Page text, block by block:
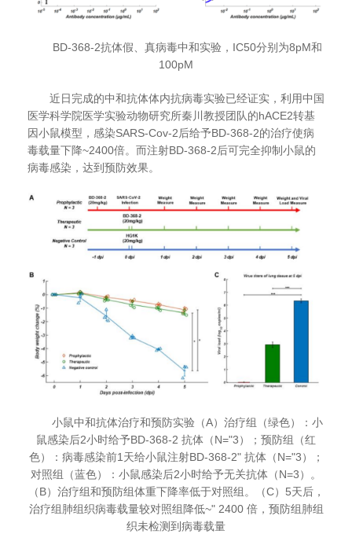
BD-368-2抗体假、真病毒中和实验，IC50分别为8pM和
100pM
近日完成的中和抗体体内抗病毒实验已经证实，利用中国
医学科学院医学实验动物研究所秦川教授团队的hACE2转基
因小鼠模型，感染SARS-Cov-2后给予BD-368-2的治疗使病
毒载量下降~2400倍。而注射BD-368-2后可完全抑制小鼠的
病毒感染，达到预防效果。
小鼠中和抗体治疗和预防实验（A）治疗组（绿色）：小
鼠感染后2小时给予BD-368-2 抗体（N="3）；预防组（红
色）：病毒感染前1天给小鼠注射BD-368-2" 抗体（N="3）；
对照组（蓝色）：小鼠感染后2小时给予无关抗体（N=3）。
（B）治疗组和预防组体重下降率低于对照组。（C）5天后，
治疗组肺组织病毒载量较对照组降低~" 2400 倍，预防组肺组
织未检测到病毒载量